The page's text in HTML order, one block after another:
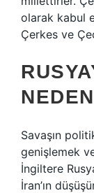
olarak kabul
Çerkes ve
Savaşın
genişlemek
İngiltere
İran’ın